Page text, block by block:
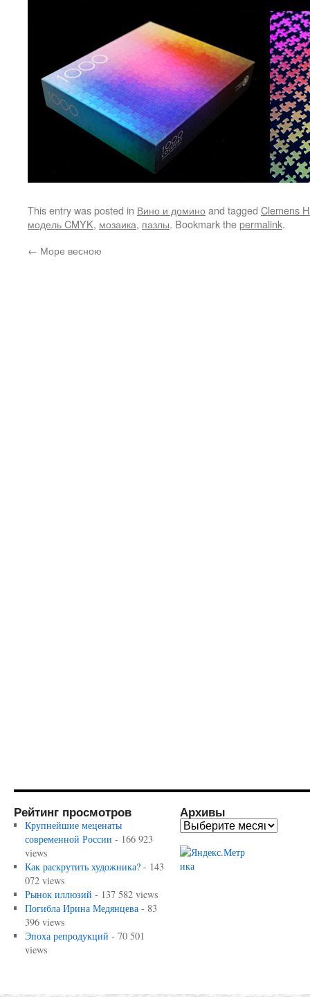
This entry was posted in Вино и домино and tagged Clemens
модель CMYK, мозаика, пазлы. Bookmark thepermalink.
← Море весною
Рейтинг просмотров
Крупнейшие меценаты
современной России - 166 923
views
Как раскрутить художника?- 143
072 views
Рынок иллюзий - 137 582 views
Погибла Ирина Медянцева- 83
396 views
Эпоха репродукций - 70 501
views
Архивы